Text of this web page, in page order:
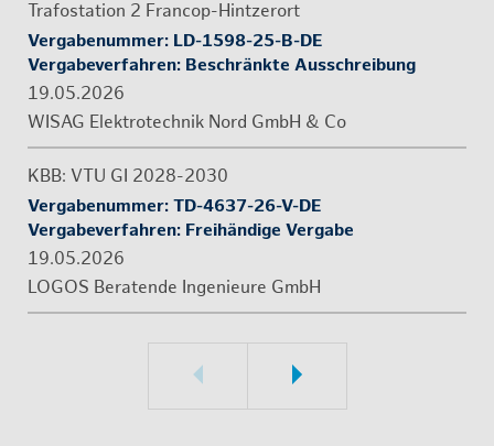
Tra­fo­sta­ti­on 2 Fran­cop-Hint­zer­ort
Ver­ga­be­num­mer: LD-1598-25-B-DE
Ver­ga­be­ver­fah­ren: ​Be­schränk­te Aus­schrei­bung
19.05.2026
WISAG Elek­tro­tech­nik Nord GmbH & Co
KBB: VTU GI 2028-2030
Ver­ga­be­num­mer: TD-4637-26-V-DE
Ver­ga­be­ver­fah­ren: ​Frei­hän­di­ge Ver­ga­be
19.05.2026
LOGOS Be­ra­ten­de In­ge­nieu­re GmbH